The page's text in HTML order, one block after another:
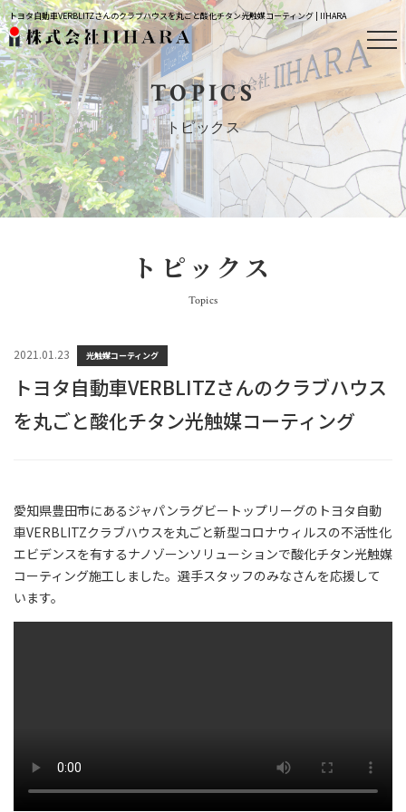
トヨタ自動車VERBLITZさんのクラブハウスを丸ごと酸化チタン光触媒コーティング | IIHARA
TOPICS
トピックス
トピックス
Topics
2021.01.23 光触媒コーティング
トヨタ自動車VERBLITZさんのクラブハウス
を丸ごと酸化チタン光触媒コーティング
愛知県豊田市にあるジャパンラグビートップリーグのトヨタ自動
車VERBLITZクラブハウスを丸ごと新型コロナウィルスの不活性化
エビデンスを有するナノゾーンソリューションで酸化チタン光触媒
コーティング施工しました。選手スタッフのみなさんを応援して
います。